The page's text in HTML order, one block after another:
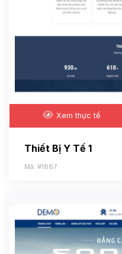
Xem thực tế
Thiết Bị Y Tế 1
Mã: #1887